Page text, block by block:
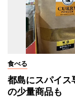
食べる
都島にスパイ
の少量商品も